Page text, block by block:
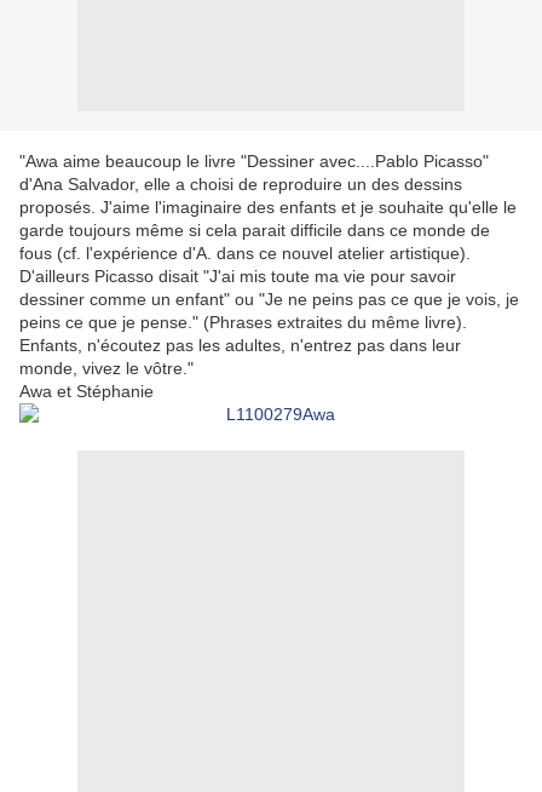
"Awa aime beaucoup le livre "Dessiner avec....Pablo Picasso"
d'Ana Salvador, elle a choisi de reproduire un des dessins
proposés. J'aime l'imaginaire des enfants et je souhaite qu'elle le
garde toujours même si cela parait difficile dans ce monde de
fous (cf. l'expérience d'A. dans ce nouvel atelier artistique).
D'ailleurs Picasso disait "J'ai mis toute ma vie pour savoir
dessiner comme un enfant" ou "Je ne peins pas ce que je vois, je
peins ce que je pense." (Phrases extraites du même livre).
Enfants, n'écoutez pas les adultes, n'entrez pas dans leur
monde, vivez le vôtre."
Awa et Stéphanie